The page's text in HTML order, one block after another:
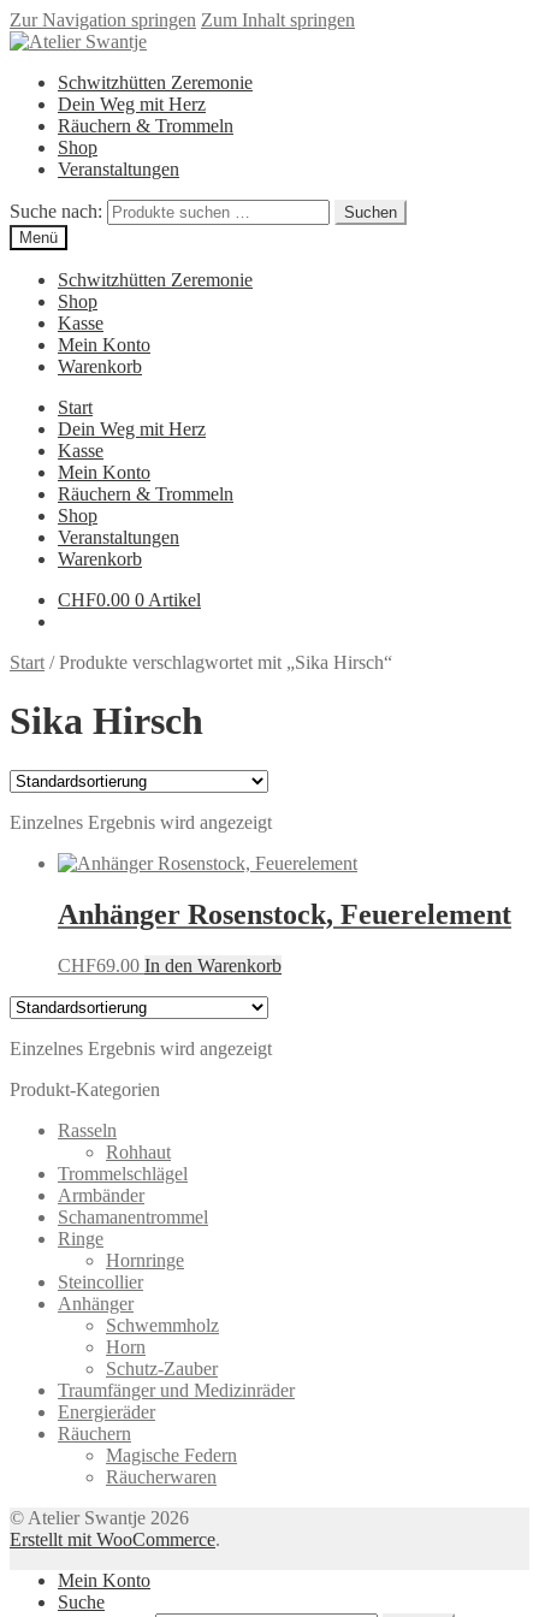
Zur Navigation springen Zum Inhalt springen
Schwitzhütten Zeremonie
Dein Weg mit Herz
Räuchern & Trommeln
Shop
Veranstaltungen
Suche nach:
Suchen
Menü
Schwitzhütten Zeremonie
Shop
Kasse
Mein Konto
Warenkorb
Start
Dein Weg mit Herz
Kasse
Mein Konto
Räuchern & Trommeln
Shop
Veranstaltungen
Warenkorb
CHF0.00 0 Artikel
Start /Produkte verschlagwortet mit „Sika Hirsch“
Sika Hirsch
Einzelnes Ergebnis wird angezeigt
Anhänger Rosenstock, Feuerelement
CHF69.00 In den Warenkorb
Einzelnes Ergebnis wird angezeigt
Produkt-Kategorien
Rasseln
Rohhaut
Trommelschlägel
Armbänder
Schamanentrommel
Ringe
Hornringe
Steincollier
Anhänger
Schwemmholz
Horn
Schutz-Zauber
Traumfänger und Medizinräder
Energieräder
Räuchern
Magische Federn
Räucherwaren
© Atelier Swantje 2026
Erstellt mit WooCommerce.
Mein Konto
Suche